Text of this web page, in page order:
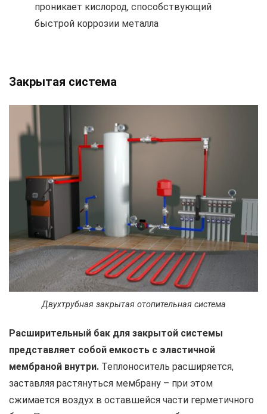
проникает кислород, способствующий
быстрой коррозии металла
Закрытая система
Двухтрубная закрытая отопительная система
Расширительный бак для закрытой системы
представляет собой емкость с эластичной
мембраной внутри. Теплоноситель расширяется,
заставляя растянуться мембрану – при этом
сжимается воздух в оставшейся части герметичного